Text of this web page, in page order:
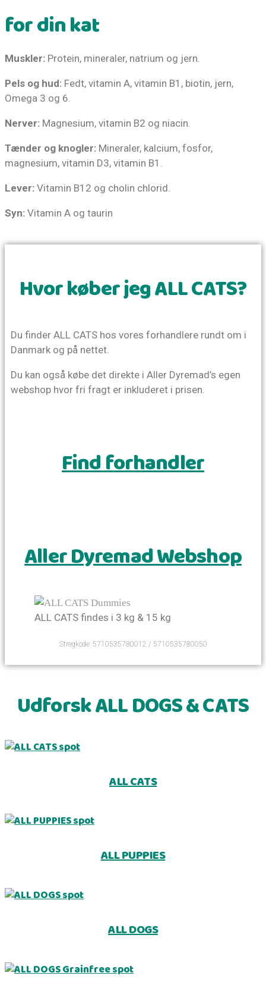
for din kat
Muskler: Protein, mineraler, natrium og jern.
Pels og hud: Fedt, vitamin A, vitamin B1, biotin, jern,
Omega 3 og 6.
Nerver: Magnesium, vitamin B2 og niacin.
Tænder og knogler: Mineraler, kalcium, fosfor,
magnesium, vitamin D3, vitamin B1.
Lever: Vitamin B12 og cholin chlorid.
Syn: Vitamin A og taurin
Hvor køber jeg ALL CATS?
Du finder ALL CATS hos vores forhandlere rundt om i
Danmark og på nettet.
Du kan også købe det direkte i Aller Dyremad’s egen
webshop hvor fri fragt er inkluderet i prisen.
Find forhandler
Aller Dyremad Webshop
ALL CATS findes i 3 kg & 15 kg
Stregkode: 5710535780012 / 5710535780050
Udforsk ALL DOGS & CATS
ALL CATS
ALL PUPPIES
ALL DOGS